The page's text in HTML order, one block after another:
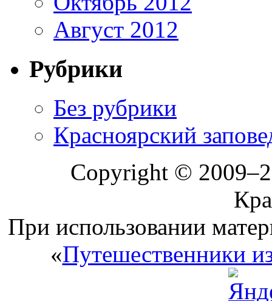
Август 2012
Рубрики
Без рубрики
Красноярский
Copyright ©
При использовании
«Путешественники